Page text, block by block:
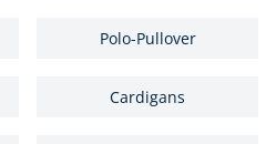
Polo-Pullover
Cardigans